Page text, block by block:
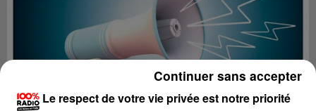
Le respect de votre vie privée est notre priorité
Continuer sans accepter